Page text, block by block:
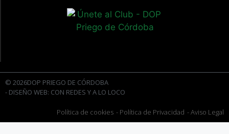
© 2026DOP PRIEGO DE CÓRDOBA
- DISEÑO WEB: CON REDES Y A LO LOCO
Política de cookies - Política de Privacidad - Aviso Legal